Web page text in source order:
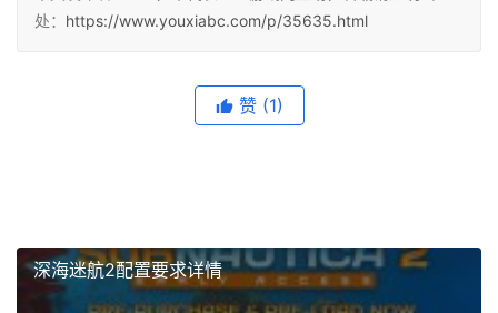
处： https://www.youxiabc.com/p/35635.html
赞 (1)
深海迷航2配置要求详情